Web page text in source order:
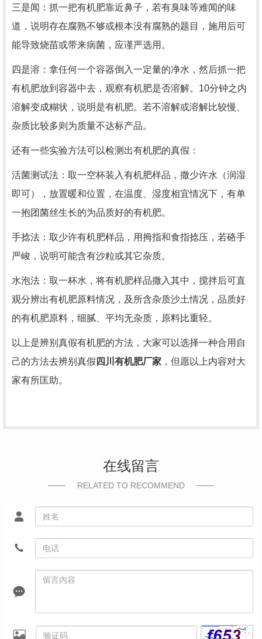
三是闻：抓一把有机肥靠近鼻子，若有臭味等难闻的味
道，说明存在腐熟不够或根本没有腐熟的题目，施用后可
能导致烧苗或带来病菌，应谨严选用。
四是溶：拿任何一个容器倒入一定量的净水，然后抓一把
有机肥放到容器中去，观察有机肥是否溶解。10分钟之内
溶解变成糊状，说明是有机肥。若不溶解或溶解比较慢、
杂质比较多则为质量不达标产品。
还有一些实验方法可以检测出有机肥的真假：
活菌测试法：取一空杯装入有机肥样品，撒少许水（润湿
即可），放置暖和位置，在温度、湿度相宜情况下，有单
一抱团菌丝生长的为品质好的有机肥。
手捻法：取少许有机肥样品，用拇指和食指捻压，若硌手
严峻，说明可能含有沙粒或其它杂质。
水泡法：取一杯水，将有机肥样品撒入其中，搅拌后可直
观分辨出有机肥原料情况，及所含杂质沙土情况，品质好
的有机肥原料，细腻、平均无杂质，原料比重轻。
以上是辨别真假有机肥的方法，大家可以选择一种合用自
己的方法去辨别真假 四川有机肥厂家 ，但愿以上内容对大
家有所匡助。
在线留言
RELATED TO RECOMMEND